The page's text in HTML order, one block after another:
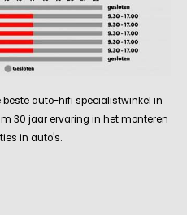
beste auto-hifi specialistwinkel in
30 jaar ervaring in het monteren
in auto's.